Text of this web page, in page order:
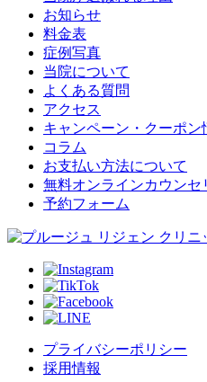
お知らせ
料金表
症例写真
当院について
よくある質問
アクセス
キャンペーン・クーポン
コラム
お支払い方法について
無料オンラインカウンセ
予約フォーム
プライバシーポリシー
採用情報